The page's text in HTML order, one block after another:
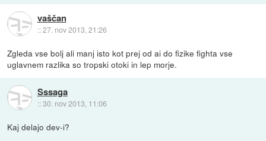
vaščan
::27. nov 2013, 21:26
Zgleda vse bolj ali manj isto kot prej od ai do fizike fighta vse
uglavnem razlika so tropski otoki in lep morje.
Sssaga
::30. nov 2013, 11:06
Kaj delajo dev-i?